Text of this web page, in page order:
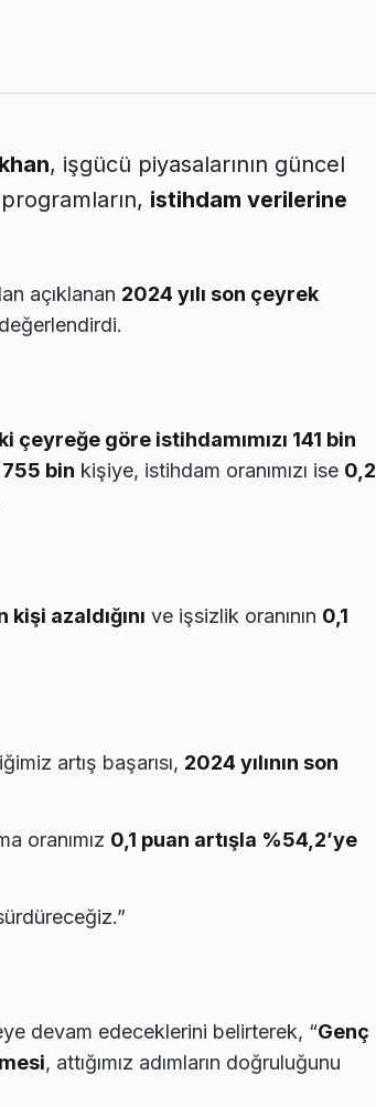
, işgücü piyasalarının güncel
istihdam verilerine
açıklanan 2024 yılı son çeyrek
çeyreğe göre istihdamımızı 141 bin
bin kişiye, istihdam oranımızı ise 0,2
kişi azaldığını ve işsizlik oranının 0,1
artış başarısı, 2024 yılının son
oranımız 0,1 puan artışla %54,2’ye
devam edeceklerini belirterek, “Genç
, attığımız adımların doğruluğunu